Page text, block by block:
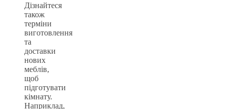
Дізнайтеся
також
терміни
виготовлення
та
доставки
нових
меблів,
щоб
підготувати
кімнату.
Наприклад,